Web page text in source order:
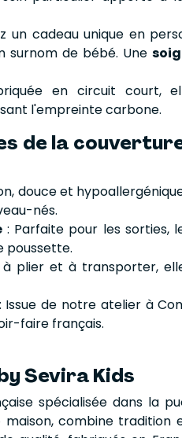
un cadeau unique en
surnom de bébé. Une
en circuit court,
l'empreinte carbone.
de la
douce et
nés.
: Parfaite pour les sorties,
poussette.
à plier et à transporter,
de notre atelier à
faire français.
Sevira Kids
spécialisée dans la
combine tradition